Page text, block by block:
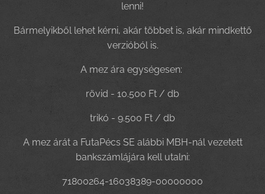
lenni!
Bármelyikből lehet kérni, akár többet is, akár mindkettő
verzióból is.
A mez ára egységesen:
rövid - 10.500 Ft / db
trikó - 9.500 Ft / db
A mez árát a FutaPécs SE alábbi MBH-nál vezetett
bankszámlájára kell utalni:
71800264-16038389-00000000